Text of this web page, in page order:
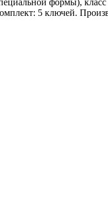
формы), класс
5 ключей.